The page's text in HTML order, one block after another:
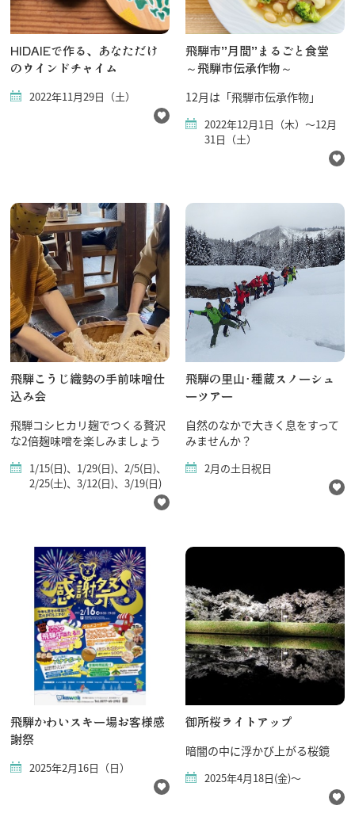
HIDAIEで作る、あなただけ
のウインドチャイム
2022年11月29日（土）
飛騨市”月間”まるごと食堂
～飛騨市伝承作物～
12月は「飛騨市伝承作物」
2022年12月1日（木）～12月
31日（土）
飛騨こうじ織勢の手前味噌仕
込み会
飛騨コシヒカリ麹でつくる贅沢
な2倍麹味噌を楽しみましょう
1/15(日)、1/29(日)、2/5(日)、
2/25(土)、3/12(日)、3/19(日)
飛騨の里山･種蔵スノーシュ
ーツアー
自然のなかで大きく息をすって
みませんか？
2月の土日祝日
飛騨かわいスキー場お客様感
謝祭
2025年2月16日（日）
御所桜ライトアップ
暗闇の中に浮かび上がる桜鏡
2025年4月18日(金)～